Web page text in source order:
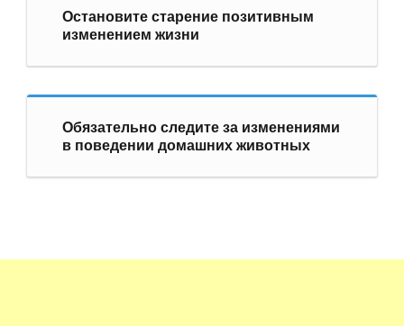
Остановите старение позитивным
изменением жизни
Обязательно следите за изменениями
в поведении домашних животных